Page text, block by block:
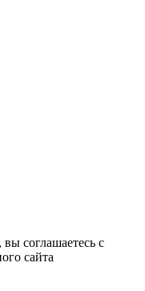
соглашаетесь с
сайта